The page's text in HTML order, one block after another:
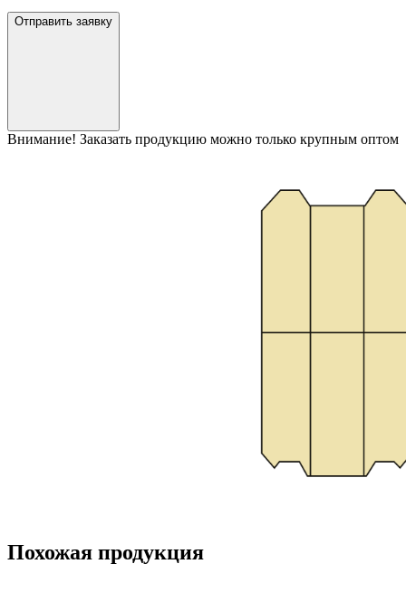
Отправить заявку
Внимание! Заказать продукцию можно только крупным оптом
Похожая продукция